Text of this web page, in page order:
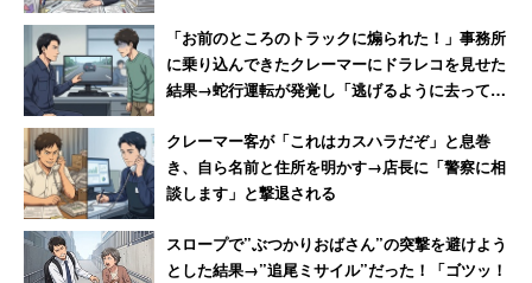
「お前のところのトラックに煽られた！」事務所
に乗り込んできたクレーマーにドラレコを見せた
結果→蛇行運転が発覚し「逃げるように去ってい
クレーマー客が「これはカスハラだぞ」と息巻
き、自ら名前と住所を明かす→店長に「警察に相
談します」と撃退される
スロープで”ぶつかりおばさん”の突撃を避けよう
とした結果→”追尾ミサイル”だった！「ゴツッ！